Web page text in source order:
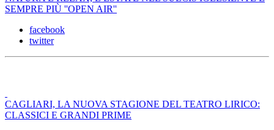
SEMPRE PIÙ ''OPEN AIR''
facebook
twitter
CAGLIARI, LA NUOVA STAGIONE DEL TEATRO LIRICO:
CLASSICI E GRANDI PRIME